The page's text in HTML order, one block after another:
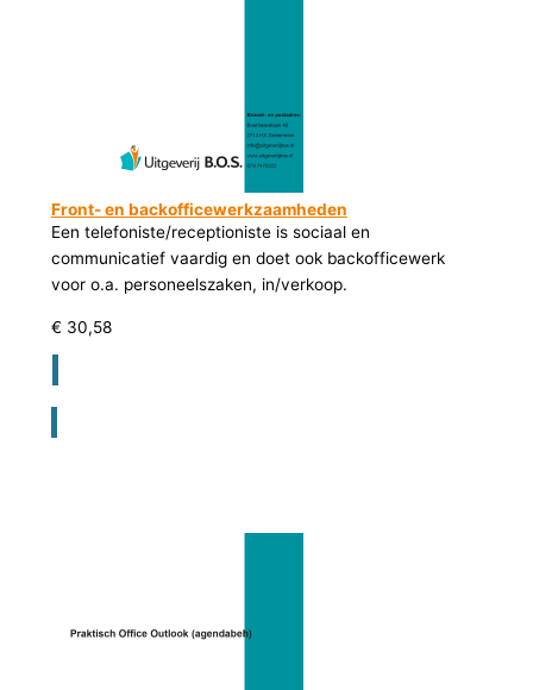
Front- en backofficewerkzaamheden
Een telefoniste/receptioniste is sociaal en
communicatief vaardig en doet ook backofficewerk
voor o.a. personeelszaken, in/verkoop.
€ 30,58